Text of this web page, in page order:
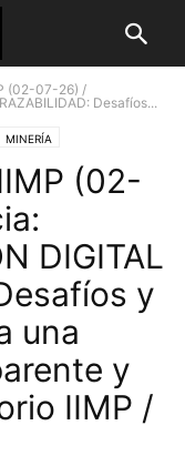
(02-07-26) /
Desafíos...
MINERÍA
(02-
DIGITAL
y
una
y
IIMP /